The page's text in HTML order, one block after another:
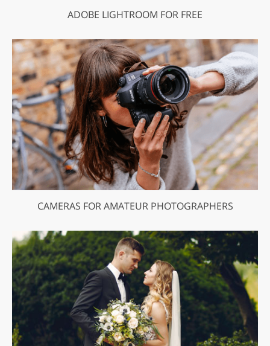
ADOBE LIGHTROOM FOR FREE
CAMERAS FOR AMATEUR PHOTOGRAPHERS